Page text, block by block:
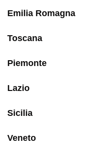
Emilia Romagna
Toscana
Piemonte
Lazio
Sicilia
Veneto